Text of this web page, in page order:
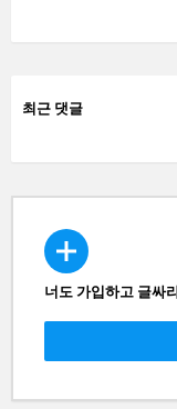
최근 댓글
CREATE
너도 가입하고 글싸